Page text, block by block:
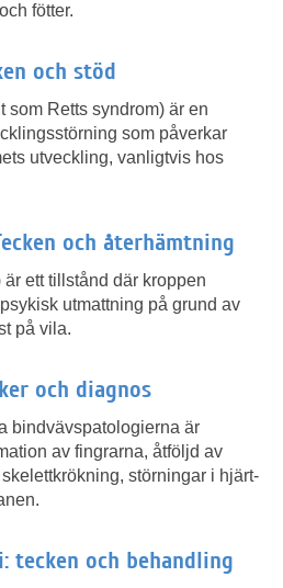
fötter.
och stöd
som Retts syndrom) är en
som påverkar
utveckling, vanligtvis hos
och återhämtning
ett tillstånd där kroppen
utmattning på grund av
på vila.
och diagnos
bindvävspatologierna är
av fingrarna, åtföljd av
störningar i hjärt-
tecken och behandling